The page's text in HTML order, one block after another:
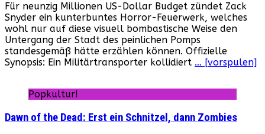
of
the
Dead“
(USA,
2021)
Für neunzig Millionen US-Dollar Budget zündet Zack
Snyder ein kunterbuntes Horror-Feuerwerk, welches
wohl nur auf diese visuell bombastische Weise den
Untergang der Stadt des peinlichen Pomps
standesgemäß hätte erzählen können. Offizielle
Synopsis: Ein Militärtransporter kollidiert … [vorspulen]
Popkultur!
Dawn of the Dead: Erst ein Schnitzel, dann Zombies